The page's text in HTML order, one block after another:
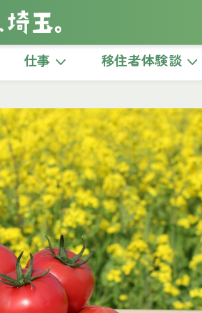
仕事 移住者体験談